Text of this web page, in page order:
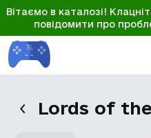
Вітаємо в каталозі!
повідомити про
Lords of